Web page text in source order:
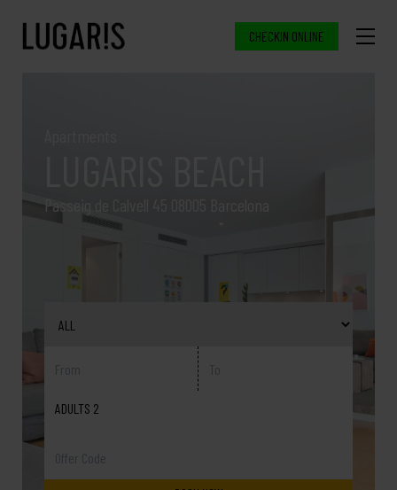
CHECKIN ONLINE
Passeig de Calvell 45 08005 Barcelona
ADULTS 2